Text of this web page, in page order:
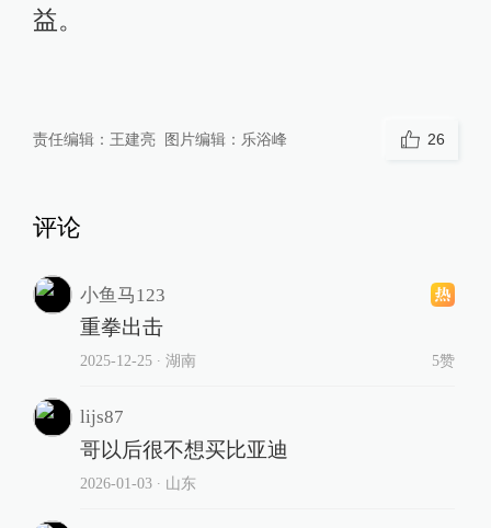
益。
责任编辑： 王建亮 图片编辑： 乐浴峰 26
评论
小鱼马123
重拳出击
2025-12-25∙ 湖南 5赞
lijs87
哥以后很不想买比亚迪
2026-01-03∙ 山东